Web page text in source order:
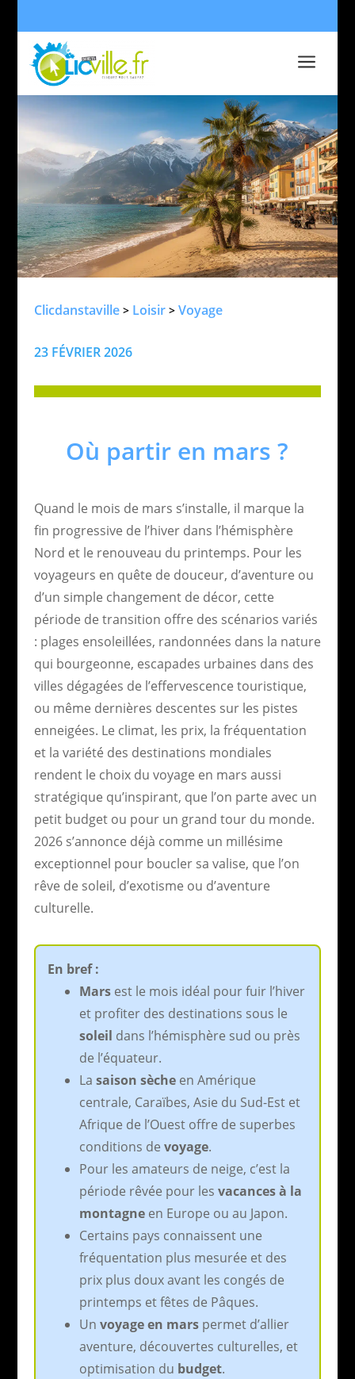
a
Clicdanstaville> Loisir> Voyage
23 FÉVRIER 2026
Où partir en mars ?
Quand le mois de mars s’installe, il marque la
fin progressive de l’hiver dans l’hémisphère
Nord et le renouveau du printemps. Pour les
voyageurs en quête de douceur, d’aventure ou
d’un simple changement de décor, cette
période de transition offre des scénarios variés
: plages ensoleillées, randonnées dans la nature
qui bourgeonne, escapades urbaines dans des
villes dégagées de l’effervescence touristique,
ou même dernières descentes sur les pistes
enneigées. Le climat, les prix, la fréquentation
et la variété des destinations mondiales
rendent le choix du voyage en mars aussi
stratégique qu’inspirant, que l’on parte avec un
petit budget ou pour un grand tour du monde.
2026 s’annonce déjà comme un millésime
exceptionnel pour boucler sa valise, que l’on
rêve de soleil, d’exotisme ou d’aventure
culturelle.
En bref :
Marsest le mois idéal pour fuir l’hiver
et profiter des destinations sous le
soleil dans l’hémisphère sud ou près
de l’équateur.
La saison sècheen Amérique
centrale, Caraïbes, Asie du Sud-Est et
Afrique de l’Ouest offre de superbes
conditions de voyage.
Pour les amateurs de neige, c’est la
période rêvée pour les vacances à la
montagneen Europe ou au Japon.
Certains pays connaissent une
fréquentation plus mesurée et des
prix plus doux avant les congés de
printemps et fêtes de Pâques.
Un voyage en marspermet d’allier
aventure, découvertes culturelles, et
optimisation du budget.